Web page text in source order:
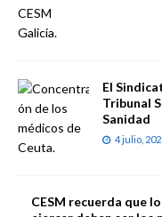
El
Tribunal
Sanidad
4 julio,
CESM recuerda que